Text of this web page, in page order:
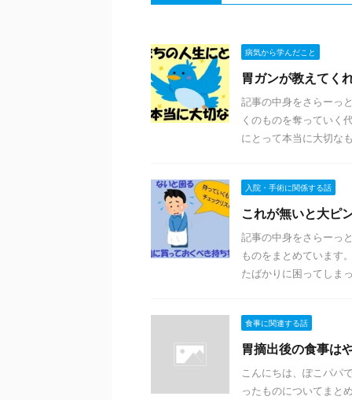
病気から学んだこと
胃ガンが教えてく
記事の中身をさらーっ
くのものを奪っていく
にとって本当に大切な
入院・手術に関係する話
これが無いと大ピ
記事の中身をさらーっ
ものをまとめています
たばかりに困ってしま
食事に関連する話
胃摘出後の食事は
こんにちは、ぽこパパ
ったものについてまと